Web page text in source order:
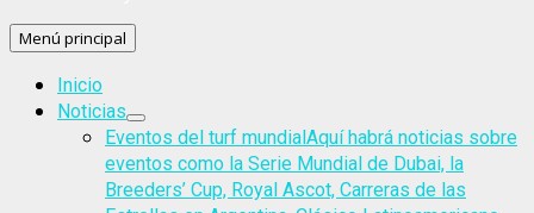
Menú principal
Inicio
Noticias
Eventos del turf mundialAquí habrá noticias sobre
eventos como la Serie Mundial de Dubai, la
Breeders’ Cup, Royal Ascot, Carreras de las